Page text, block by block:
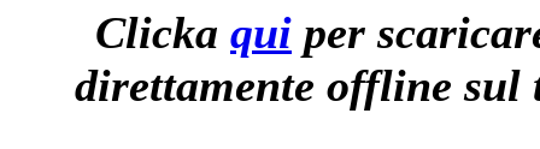
Clicka qui per
direttamente offline sul